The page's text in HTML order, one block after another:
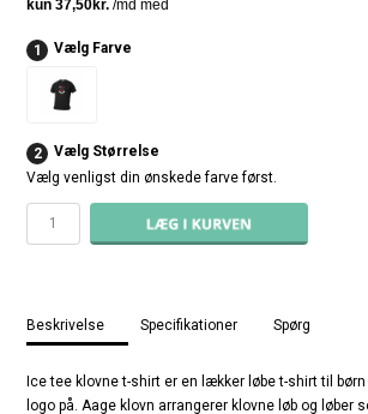
1 Vælg Farve
2
Vælg Størrelse
Vælg venligst din ønskede farve først.
Beskrivelse Specifikationer Spørg
Ice tee klovne t-shirt er en lækker løbe t-shirt til
logo på. Aage klovn arrangerer klovne løb og løber